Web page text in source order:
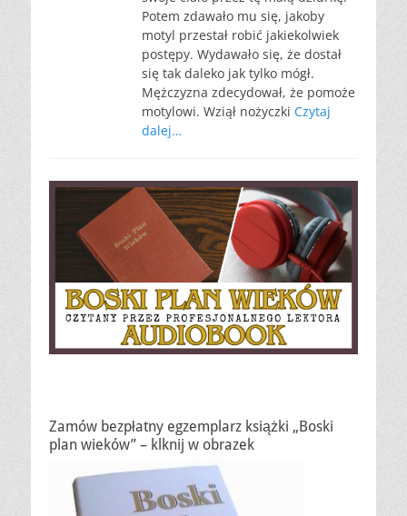
Potem zdawało mu się, jakoby
motyl przestał robić jakiekolwiek
postępy. Wydawało się, że dostał
się tak daleko jak tylko mógł.
Mężczyzna zdecydował, że pomoże
motylowi. Wziął nożyczki Czytaj
dalej…
Zamów bezpłatny egzemplarz książki „Boski
plan wieków” – klknij w obrazek